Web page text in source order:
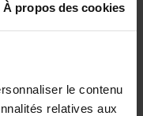
À propos des cookies
le contenu
relatives aux
Can't